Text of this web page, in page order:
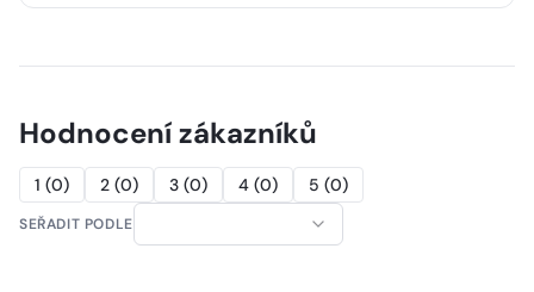
Hodnocení zákazníků
1 (0) 2 (0) 3 (0) 4 (0) 5 (0)
SEŘADIT PODLE